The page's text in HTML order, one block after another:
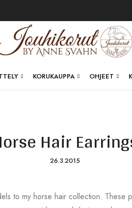
KORUKAUPPA OHJEET
Hair
26.3.2015
to my horse hair collection.